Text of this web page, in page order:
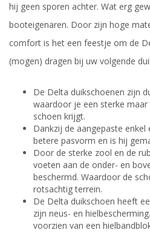
hij geen sporen achter. Wat erg
booteigenaren. Door zijn hoge
comfort is het een feestje om de
(mogen) dragen bij uw volgende
De Delta duikschoenen zijn
waardoor je een sterke
schoen krijgt.
Dankzij de aangepaste
betere pasvorm en is hij
Door de sterke zool en de
voeten aan de onder- en
beschermd. Waardoor de
rotsachtig terrein.
De Delta duikschoen heeft
zijn neus- en
voorzien van een